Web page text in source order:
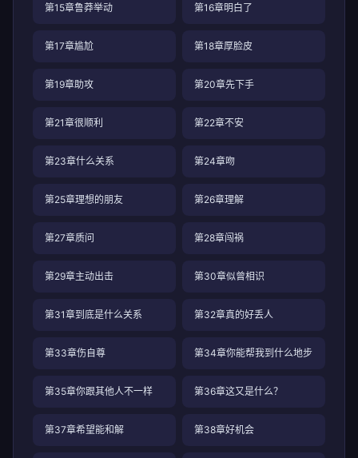
第15章鲁莽举动 第16章明白了
第17章尴尬 第18章厚脸皮
第19章助攻 第20章先下手
第21章很顺利 第22章不安
第23章什么关系 第24章吻
第25章理想的朋友 第26章理解
第27章质问 第28章闯祸
第29章主动出击 第30章似曾相识
第31章到底是什么关系 第32章真的好丢人
第33章伤自尊 第34章你能帮我到什么地步
第35章你跟其他人不一样 第36章这又是什么？
第37章希望能和解 第38章好机会